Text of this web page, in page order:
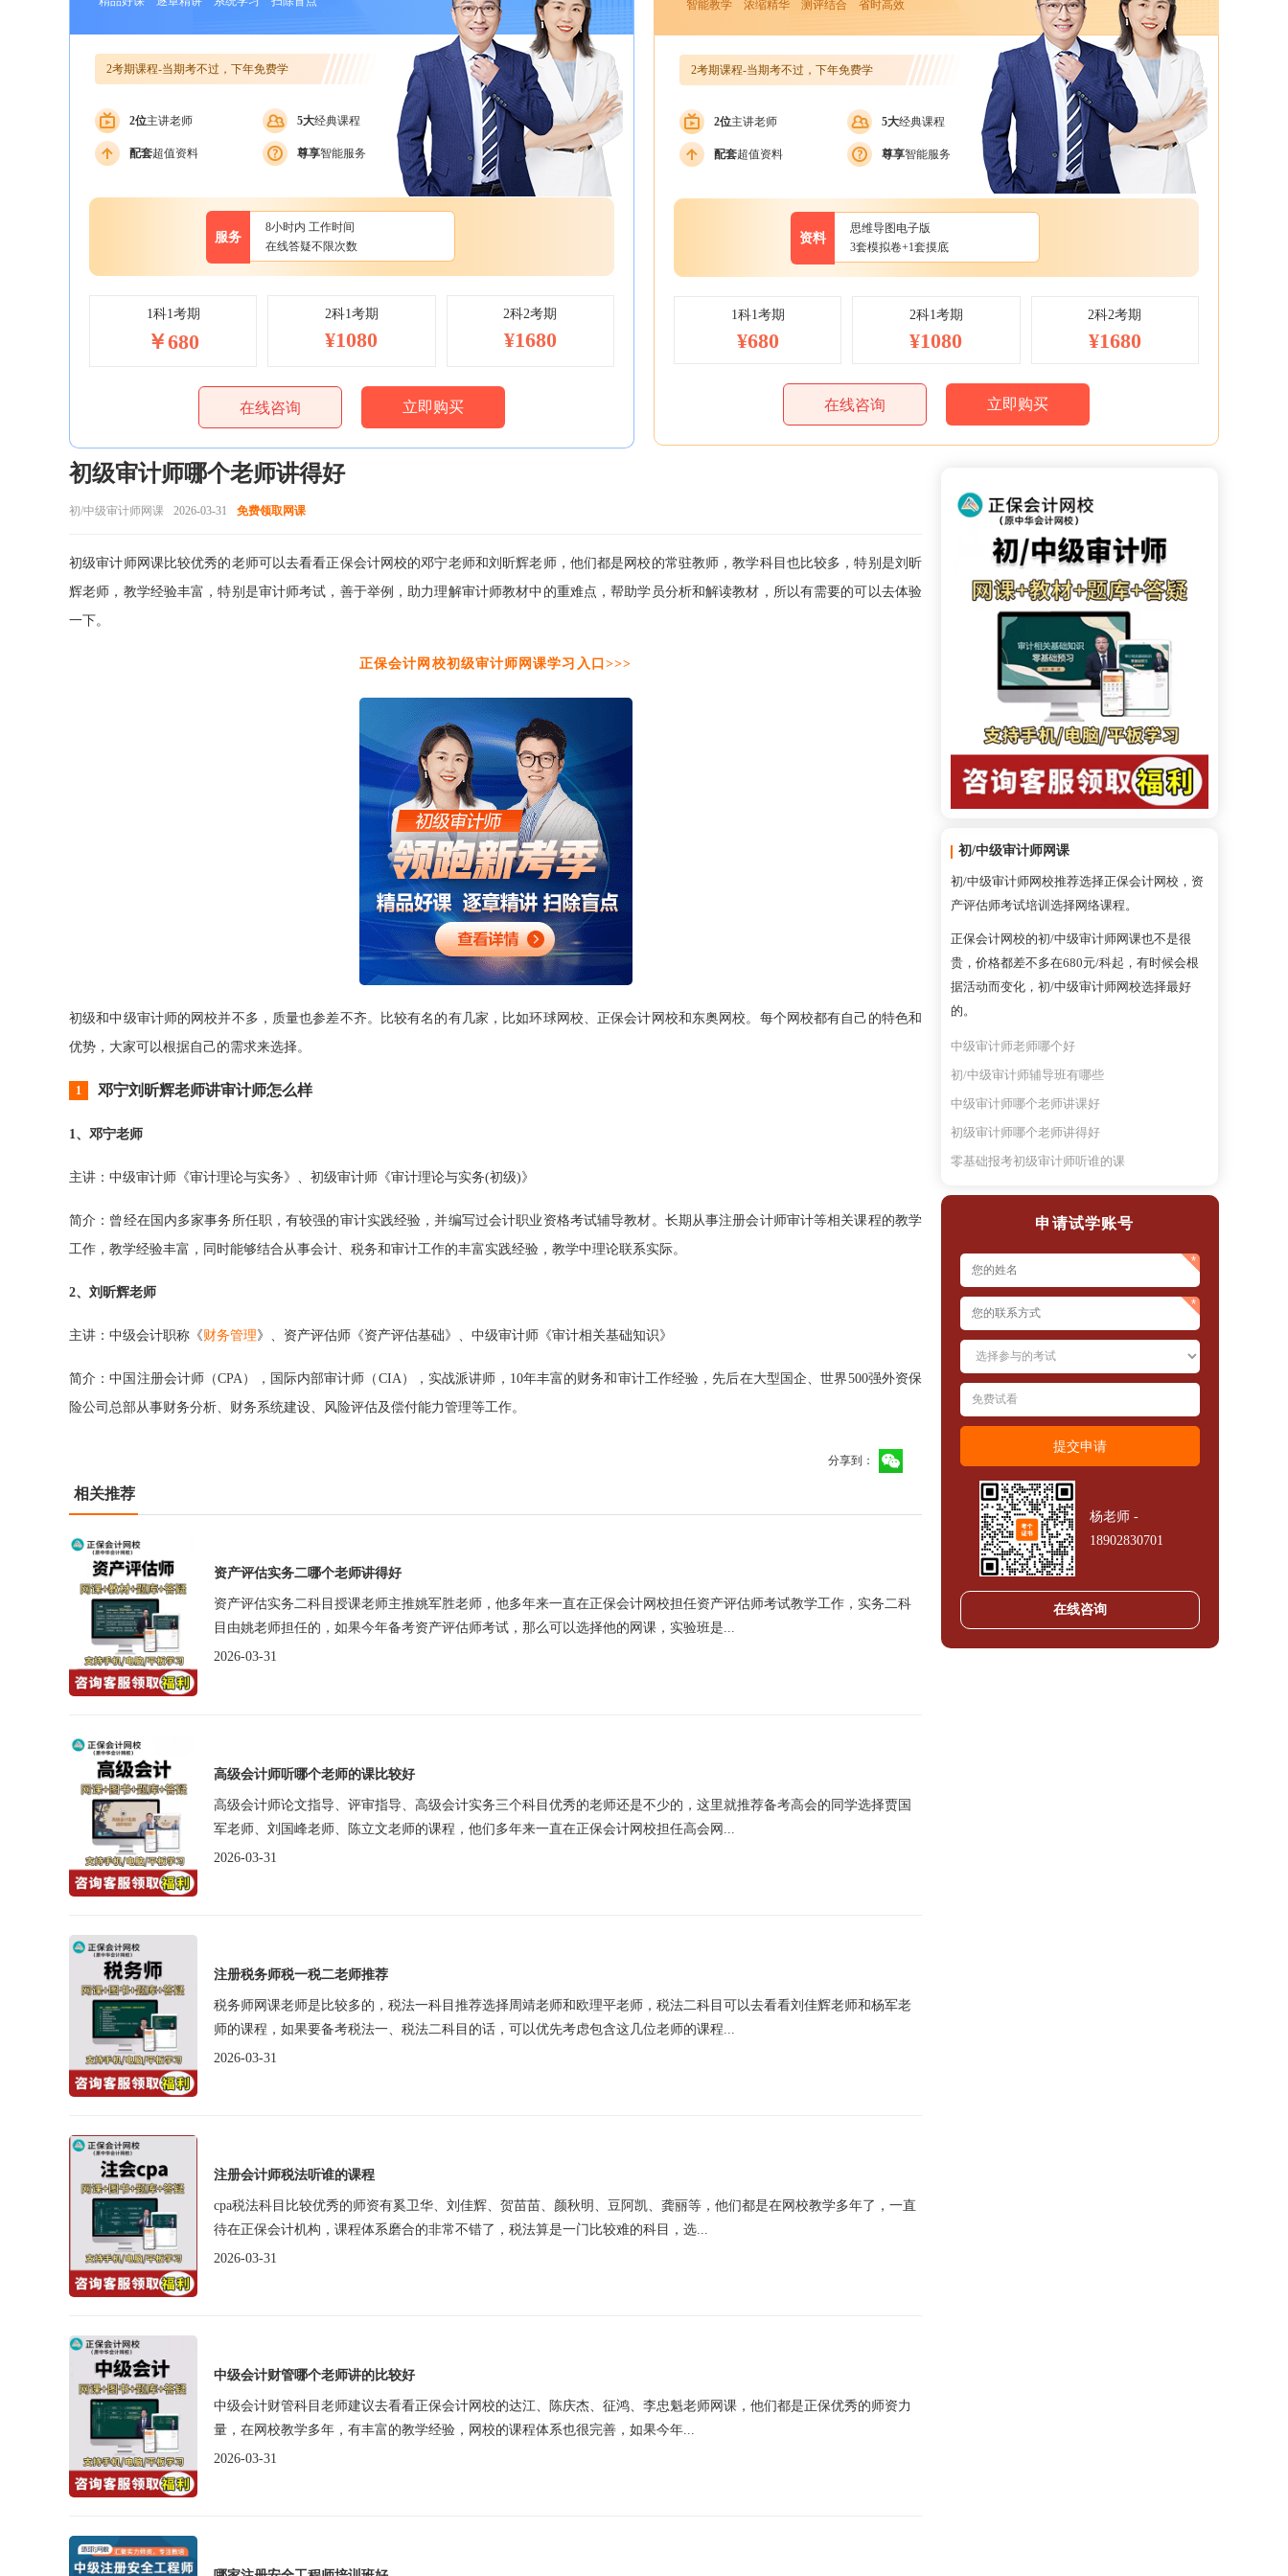
2考期课程-当期考不过，下年免费学
2位主讲老师 5大经典课程
配套超值资料 尊享智能服务
服务
8小时内 工作时间
在线答疑不限次数
1科1考期
￥680
2科1考期
¥1080
2科2考期
¥1680
在线咨询 立即购买
智能教学 浓缩精华 测评结合 省时高效
2考期课程-当期考不过，下年免费学
2位主讲老师 5大经典课程
配套超值资料 尊享智能服务
资料
思维导图电子版
3套模拟卷+1套摸底
1科1考期
¥680
2科1考期
¥1080
2科2考期
¥1680
在线咨询 立即购买
初级审计师哪个老师讲得好
初/中级审计师网课 2026-03-31 免费领取网课
初级审计师网课比较优秀的老师可以去看看正保会计网校的邓宁老师和刘昕辉老师，他们都是网校的常驻教师，教学科目也比较多，特别是刘昕
辉老师，教学经验丰富，特别是审计师考试，善于举例，助力理解审计师教材中的重难点，帮助学员分析和解读教材，所以有需要的可以去体验
一下。
正保会计网校初级审计师网课学习入口>>>
初级和中级审计师的网校并不多，质量也参差不齐。比较有名的有几家，比如环球网校、正保会计网校和东奥网校。每个网校都有自己的特色和
优势，大家可以根据自己的需求来选择。
1 邓宁刘昕辉老师讲审计师怎么样
1、邓宁老师
主讲：中级审计师《审计理论与实务》、初级审计师《审计理论与实务(初级)》
简介：曾经在国内多家事务所任职，有较强的审计实践经验，并编写过会计职业资格考试辅导教材。长期从事注册会计师审计等相关课程的教学
工作，教学经验丰富，同时能够结合从事会计、税务和审计工作的丰富实践经验，教学中理论联系实际。
2、刘昕辉老师
主讲：中级会计职称《财务管理》、资产评估师《资产评估基础》、中级审计师《审计相关基础知识》
简介：中国注册会计师（CPA），国际内部审计师（CIA），实战派讲师，10年丰富的财务和审计工作经验，先后在大型国企、世界500强外资保
险公司总部从事财务分析、财务系统建设、风险评估及偿付能力管理等工作。
分享到：
相关推荐
资产评估实务二哪个老师讲得好
资产评估实务二科目授课老师主推姚军胜老师，他多年来一直在正保会计网校担任资产评估师考试教学工作，实务二科
目由姚老师担任的，如果今年备考资产评估师考试，那么可以选择他的网课，实验班是...
2026-03-31
高级会计师听哪个老师的课比较好
高级会计师论文指导、评审指导、高级会计实务三个科目优秀的老师还是不少的，这里就推荐备考高会的同学选择贾国
军老师、刘国峰老师、陈立文老师的课程，他们多年来一直在正保会计网校担任高会网...
2026-03-31
注册税务师税一税二老师推荐
税务师网课老师是比较多的，税法一科目推荐选择周靖老师和欧理平老师，税法二科目可以去看看刘佳辉老师和杨军老
师的课程，如果要备考税法一、税法二科目的话，可以优先考虑包含这几位老师的课程...
2026-03-31
注册会计师税法听谁的课程
cpa税法科目比较优秀的师资有奚卫华、刘佳辉、贺苗苗、颜秋明、豆阿凯、龚丽等，他们都是在网校教学多年了，一直
待在正保会计机构，课程体系磨合的非常不错了，税法算是一门比较难的科目，选...
2026-03-31
中级会计财管哪个老师讲的比较好
中级会计财管科目老师建议去看看正保会计网校的达江、陈庆杰、征鸿、李忠魁老师网课，他们都是正保优秀的师资力
量，在网校教学多年，有丰富的教学经验，网校的课程体系也很完善，如果今年...
2026-03-31
初/中级审计师网课
初/中级审计师网校推荐选择正保会计网校，资
产评估师考试培训选择网络课程。
正保会计网校的初/中级审计师网课也不是很
贵，价格都差不多在680元/科起，有时候会根
据活动而变化，初/中级审计师网校选择最好
的。
中级审计师老师哪个好
初/中级审计师辅导班有哪些
中级审计师哪个老师讲课好
初级审计师哪个老师讲得好
零基础报考初级审计师听谁的课
申请试学账号
杨老师 -
18902830701
在线咨询